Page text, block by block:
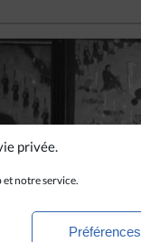
privée.
notre service.
Préférences